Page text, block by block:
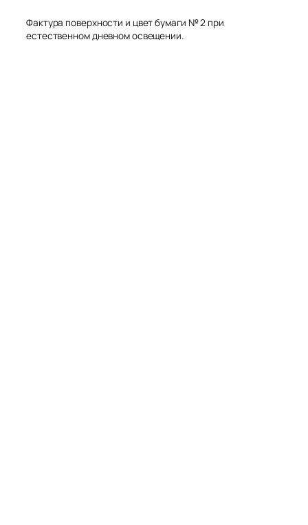
Фактура поверхности и цвет бумаги № 2 при
естественном дневном освещении.